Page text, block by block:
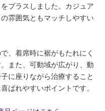
プラスしました。カジュア
雰囲気ともマッチしやすい
、着席時に裾がもたれにく
また、可動域が広がり、動
に座りながら治療すること
ばれやすいポイントです。